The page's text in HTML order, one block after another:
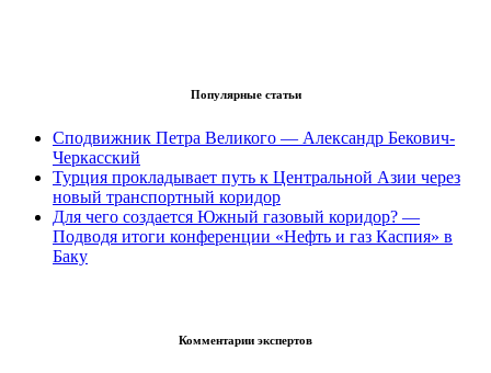
Популярные статьи
Сподвижник Петра Великого — Александр Бекович-
Черкасский
Турция прокладывает путь к Центральной Азии через
новый транспортный коридор
Для чего создается Южный газовый коридор? —
Подводя итоги конференции «Нефть и газ Каспия» в
Баку
Комментарии экспертов